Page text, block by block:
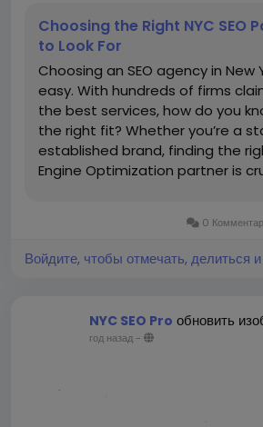
Choosing the Right NYC SEO
to Look For
Choosing an SEO agency in New
easy. With hundreds of firms
the best services, how do you
the right fit? Whether you’re a
established brand, finding the
Engine Optimization partner is
0
Войдите, чтобы отмечать, делиться
NYC SEO Pro обновить
год назад -